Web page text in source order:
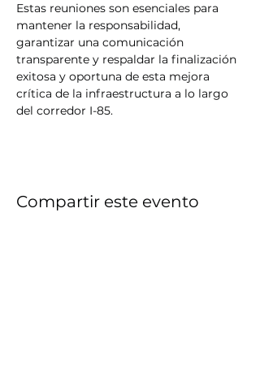
Estas reuniones son esenciales para
mantener la responsabilidad,
garantizar una comunicación
transparente y respaldar la finalización
exitosa y oportuna de esta mejora
crítica de la infraestructura a lo largo
del corredor I-85.
Compartir este evento